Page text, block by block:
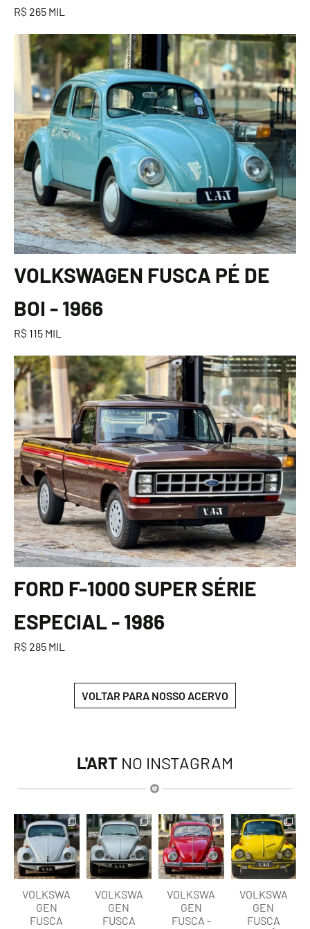
R$ 265 MIL
VOLKSWAGEN FUSCA PÉ DE
BOI - 1966
R$ 115 MIL
FORD F-1000 SUPER SÉRIE
ESPECIAL - 1986
R$ 285 MIL
VOLTAR PARA NOSSO ACERVO
L'ART NO INSTAGRAM
lart.br
Ago 8
VOLKSWA
GEN
FUSCA
lart.br
Ago 8
VOLKSWA
GEN
FUSCA
lart.br
Ago 8
VOLKSWA
GEN
FUSCA -
lart.br
Ago 8
VOLKSWA
GEN
FUSCA